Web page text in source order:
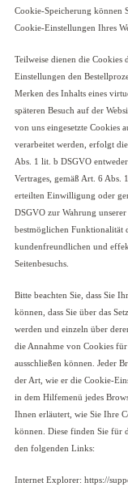
Cookie-Speicherung können
Cookie-Einstellungen Ihres
Teilweise dienen die Cookies
Einstellungen den
Merken des Inhalts eines
späteren Besuch auf der
von uns eingesetzte Cookies
verarbeitet werden, erfolgt
Abs. 1 lit. b DSGVO
Vertrages, gemäß Art. 6 Abs.
erteilten Einwilligung oder
DSGVO zur Wahrung
bestmöglichen Funktionalität
kundenfreundlichen und
Seitenbesuchs.
Bitte beachten Sie, dass Sie
können, dass Sie über das
werden und einzeln über
die Annahme von Cookies
ausschließen können. Jeder
der Art, wie er die Cookie-
in dem Hilfemenü jedes
Ihnen erläutert, wie Sie Ihre
können. Diese finden Sie für
den folgenden Links:
Internet Explorer: https://